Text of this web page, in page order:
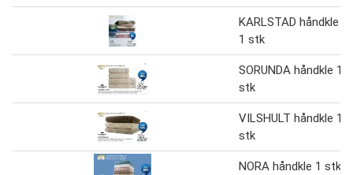
KARLSTAD håndkle
1 stk
SORUNDA håndkle 1
stk
VILSHULT håndkle 1
stk
NORA håndkle 1 stk